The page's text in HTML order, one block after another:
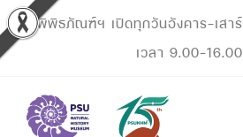
Skip
to
พิพิธภัณฑ์ฯ เปิดทุกวันอังคาร-เสา
เวลา 9.00-